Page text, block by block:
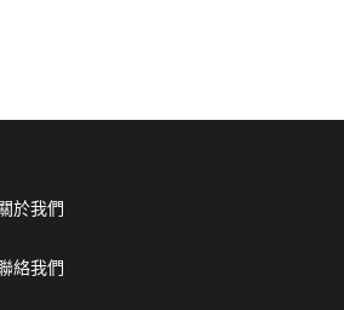
於我們
絡我們